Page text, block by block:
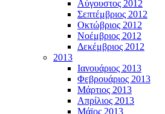
Αύγουστος 2012
Σεπτέμβριος 2012
Οκτώβριος 2012
Νοέμβριος 2012
Δεκέμβριος 2012
2013
Ιανουάριος 2013
Φεβρουάριος 2013
Μάρτιος 2013
Απρίλιος 2013
Μάϊος 2013